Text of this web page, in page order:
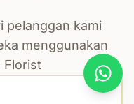
pelanggan kami
menggunakan
Florist